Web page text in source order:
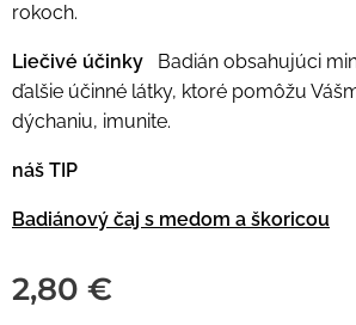
rokoch.
Liečivé účinky Badián obsahujúci
ďalšie účinné látky, ktoré pomôžu
dýchaniu, imunite.
náš TIP
Badiánový čaj s medom a škoricou
2,80 €